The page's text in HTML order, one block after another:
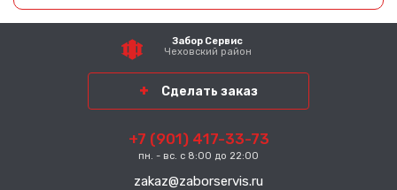
Забор Сервис
Чеховский район
Сделать заказ
+7 (901) 417-33-73
пн. - вс. с 8:00 до 22:00
zakaz@zaborservis.ru